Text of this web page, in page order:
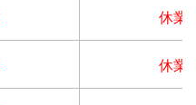
休業
休業